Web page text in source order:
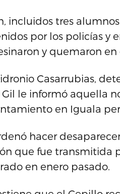
incluidos tres
por los policías y
y quemaron
Casarrubias,
le informó aquella
en Iguala
hacer
que fue transmitida
en enero pasado.